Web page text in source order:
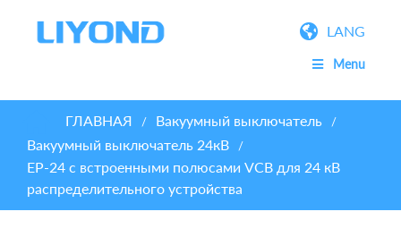
LANG
Menu
ГЛАВНАЯ / Вакуумный выключатель /
Вакуумный выключатель 24кВ /
EP-24 с встроенными полюсами VCB для 24 кВ
распределительного устройства